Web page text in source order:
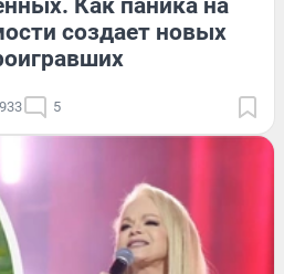
Как паника на
создает новых
5